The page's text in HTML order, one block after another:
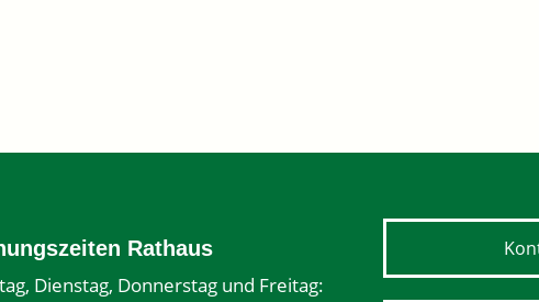
Rathaus
Dienstag, Donnerstag und Freitag: